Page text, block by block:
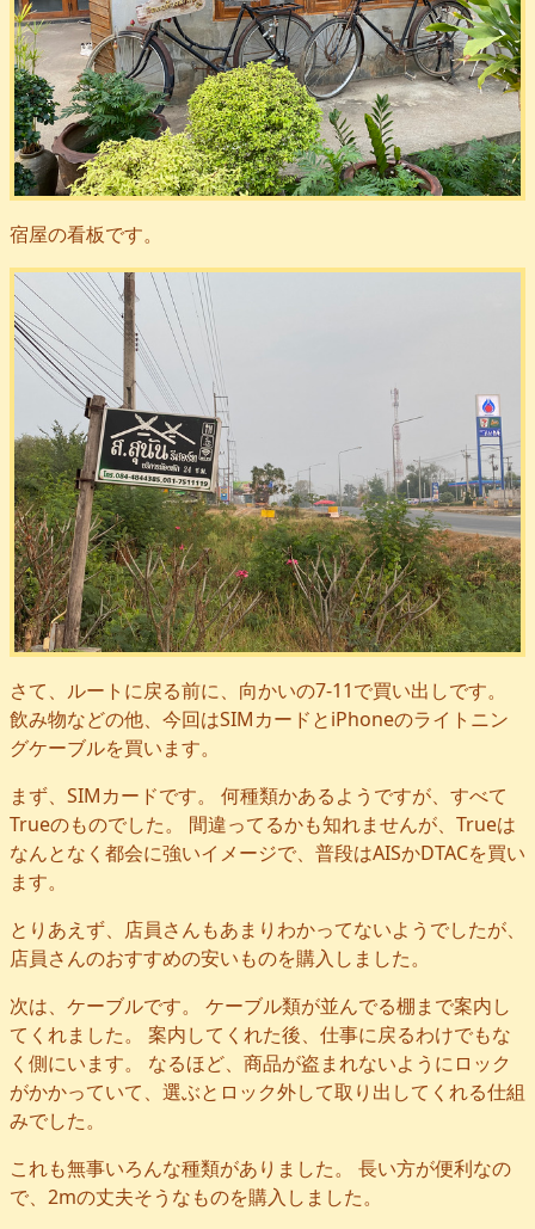
宿屋の看板です。
さて、ルートに戻る前に、向かいの7-11で買い出しです。
飲み物などの他、今回はSIMカードとiPhoneのライトニン
グケーブルを買います。
まず、SIMカードです。 何種類かあるようですが、すべて
Trueのものでした。 間違ってるかも知れませんが、Trueは
なんとなく都会に強いイメージで、普段はAISかDTACを買い
ます。
とりあえず、店員さんもあまりわかってないようでしたが、
店員さんのおすすめの安いものを購入しました。
次は、ケーブルです。 ケーブル類が並んでる棚まで案内し
てくれました。 案内してくれた後、仕事に戻るわけでもな
く側にいます。 なるほど、商品が盗まれないようにロック
がかかっていて、選ぶとロック外して取り出してくれる仕組
みでした。
これも無事いろんな種類がありました。 長い方が便利なの
で、2mの丈夫そうなものを購入しました。